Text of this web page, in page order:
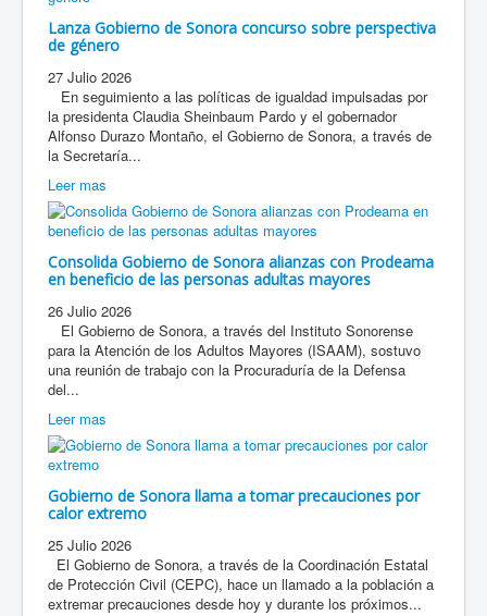
Lanza Gobierno de Sonora concurso sobre perspectiva
de género
27 Julio 2026
En seguimiento a las políticas de igualdad impulsadas por
la presidenta Claudia Sheinbaum Pardo y el gobernador
Alfonso Durazo Montaño, el Gobierno de Sonora, a través de
la Secretaría...
Leer mas
Consolida Gobierno de Sonora alianzas con Prodeama
en beneficio de las personas adultas mayores
26 Julio 2026
El Gobierno de Sonora, a través del Instituto Sonorense
para la Atención de los Adultos Mayores (ISAAM), sostuvo
una reunión de trabajo con la Procuraduría de la Defensa
del...
Leer mas
Gobierno de Sonora llama a tomar precauciones por
calor extremo
25 Julio 2026
El Gobierno de Sonora, a través de la Coordinación Estatal
de Protección Civil (CEPC), hace un llamado a la población a
extremar precauciones desde hoy y durante los próximos...